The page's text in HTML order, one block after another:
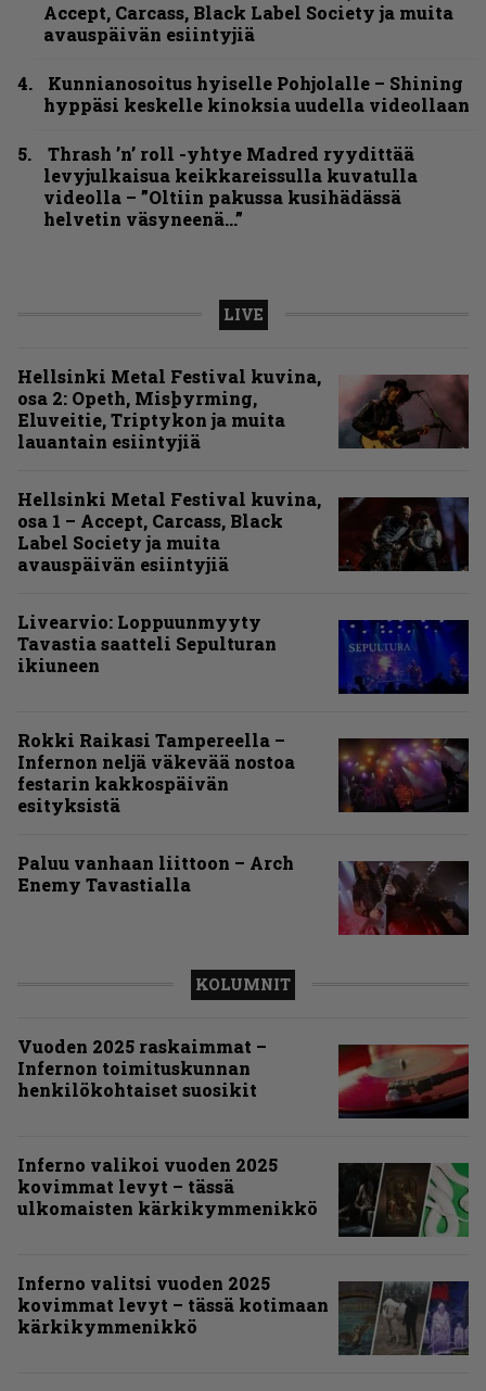
Accept, Carcass, Black Label Society ja muita
avauspäivän esiintyjiä
Kunnianosoitus hyiselle Pohjolalle – Shining
hyppäsi keskelle kinoksia uudella videollaan
Thrash ’n’ roll -yhtye Madred ryydittää
levyjulkaisua keikkareissulla kuvatulla
videolla – ”Oltiin pakussa kusihädässä
helvetin väsyneenä…”
LIVE
Hellsinki Metal Festival kuvina,
osa 2: Opeth, Misþyrming,
Eluveitie, Triptykon ja muita
lauantain esiintyjiä
Hellsinki Metal Festival kuvina,
osa 1 – Accept, Carcass, Black
Label Society ja muita
avauspäivän esiintyjiä
Livearvio: Loppuunmyyty
Tavastia saatteli Sepulturan
ikiuneen
Rokki Raikasi Tampereella –
Infernon neljä väkevää nostoa
festarin kakkospäivän
esityksistä
Paluu vanhaan liittoon – Arch
Enemy Tavastialla
KOLUMNIT
Vuoden 2025 raskaimmat –
Infernon toimituskunnan
henkilökohtaiset suosikit
Inferno valikoi vuoden 2025
kovimmat levyt – tässä
ulkomaisten kärkikymmenikkö
Inferno valitsi vuoden 2025
kovimmat levyt – tässä kotimaan
kärkikymmenikkö